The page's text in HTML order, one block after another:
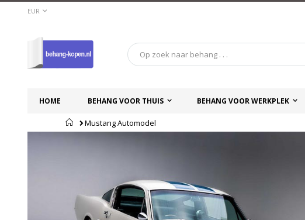
Ga
inhoud
VALUTA
EUR
HOME BEHANG VOOR THUIS BEHANG VOOR WERKPLEK
Home
Mustang Automodel
afbeeldingen-
afbeeldingen-